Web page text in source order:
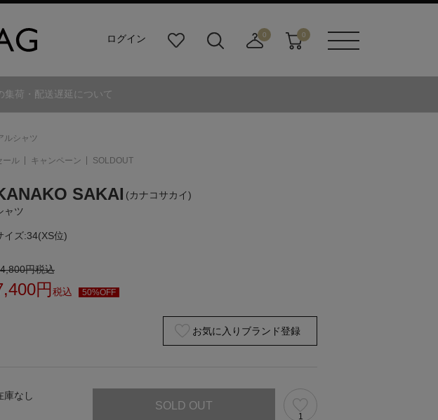
ログイン
り
ダ
0
寄
0
荷・配送遅延について
ルシャツ
ール キャンペーン SOLDOUT
SAKAI (カナコサカイ)
ャツ
イズ:34(XS位)
円税込
円税込 50%OFF
お気に入りブランド登録
庫なし
SOLD OUT
1